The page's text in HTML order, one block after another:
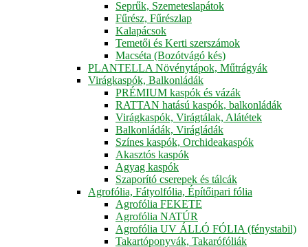
Seprűk, Szemeteslapátok
Fűrész, Fűrészlap
Kalapácsok
Temetői és Kerti szerszámok
Macséta (Bozótvágó kés)
PLANTELLA Növénytápok, Műtrágyák
Virágkaspók, Balkonládák
PRÉMIUM kaspók és vázák
RATTAN hatású kaspók, balkonládák
Virágkaspók, Virágtálak, Alátétek
Balkonládák, Virágládák
Színes kaspók, Orchideakaspók
Akasztós kaspók
Agyag kaspók
Szaporító cserepek és tálcák
Agrofólia, Fátyolfólia, Építőipari fólia
Agrofólia FEKETE
Agrofólia NATÚR
Agrofólia UV ÁLLÓ FÓLIA (fénystabil)
Takartóponyvák, Takarófóliák